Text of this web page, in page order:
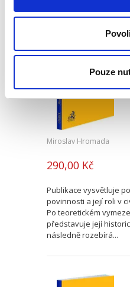
Pouze
Miroslav Hromada
290,00 Kč
Publikace vysvětluje
povinnosti a její roli v
Po teoretickém
představuje její
následně rozebírá...